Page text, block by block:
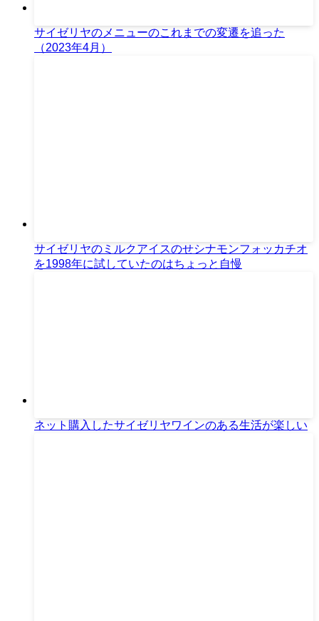
サイゼリヤのメニューのこれまでの変遷を追った
（2023年4月）
サイゼリヤのミルクアイスのせシナモンフォッカチオ
を1998年に試していたのはちょっと自慢
ネット購入したサイゼリヤワインのある生活が楽しい